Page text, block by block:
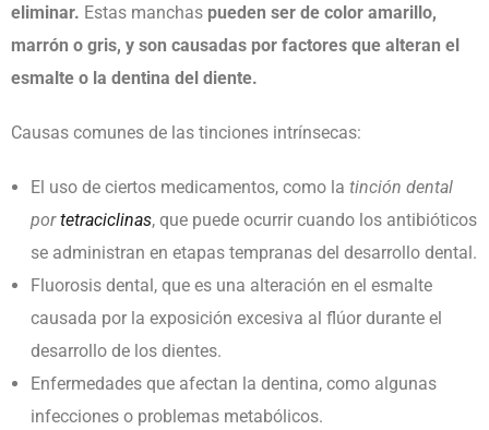
eliminar. Estas manchas pueden ser de color amarillo,
marrón o gris, y son causadas por factores que alteran el
esmalte o la dentina del diente.
Causas comunes de las tinciones intrínsecas:
El uso de ciertos medicamentos, como la tinción dental
portetraciclinas, que puede ocurrir cuando los antibióticos
se administran en etapas tempranas del desarrollo dental.
Fluorosis dental, que es una alteración en el esmalte
causada por la exposición excesiva al flúor durante el
desarrollo de los dientes.
Enfermedades que afectan la dentina, como algunas
infecciones o problemas metabólicos.